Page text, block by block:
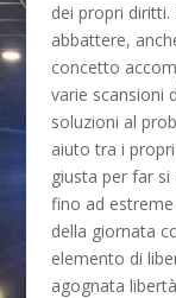
dei propri diritti.
abbattere,
concetto
varie scansioni
soluzioni al
aiuto tra i
giusta per far
fino ad
della giornata
elemento di
agognata